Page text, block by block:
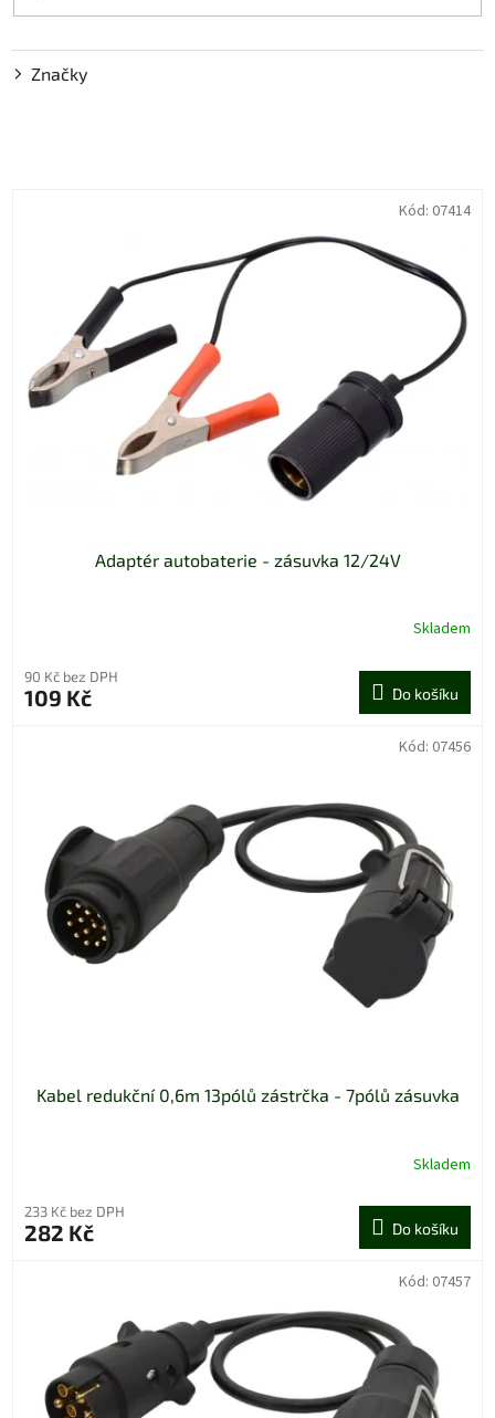
Značky
Adaptér autobaterie - zásuvka 12/24V
Skladem
90 Kč bez DPH
109 Kč Do košíku
Kód: 07414
Kabel redukční 0,6m 13pólů zástrčka - 7pólů zásuvka
Skladem
233 Kč bez DPH
282 Kč Do košíku
Kód: 07456
Kód: 07457